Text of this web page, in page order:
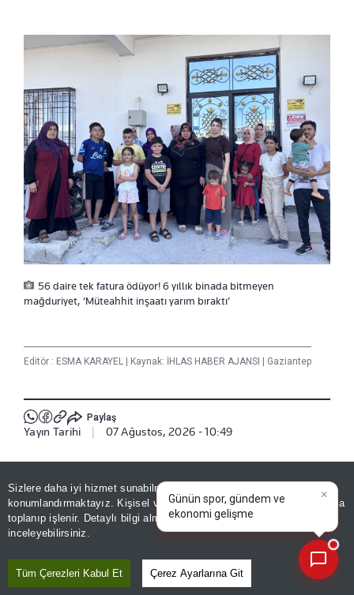
Sizlere daha iyi hizmet sunabilmek adına sitemizde
konumlandırmaktayız. Kişisel verileriniz, KVKK ve GDPR kapsamında
toplanıp işlenir. Detaylı bilgi almak içinAydınlatma Metnimizi
inceleyebilirsiniz.
Tüm Çerezleri Kabul Et Çerez Ayarlarına Git
56 daire tek fatura ödüyor! 6 yıllık binada bitmeyen
mağduriyet, ‘Müteahhit inşaatı yarım bıraktı’
Editör : ESMA KARAYEL | Kaynak: İHLAS HABER AJANSI | Gaziantep
Paylaş
Yayın Tarihi 07 Ağustos, 2026 - 10:49
Gündem
Bizi Takip Edin
×
Günün spor, gündem ve
ekonomi gelişmelerini analiz
edin!|